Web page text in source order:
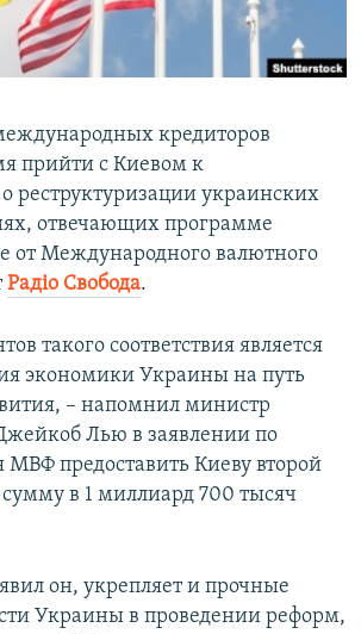
КРЫМА
кредиторов
прийти с Киевом к
реструктуризации украинских
отвечающих программе
от Международного валютного
Радiо Свобода.
такого соответствия является
экономики Украины на путь
– напомнил министр
Лью в заявлении по
предоставить Киеву второй
в 1 миллиард 700 тысяч
он, укрепляет и прочные
Украины в проведении реформ,